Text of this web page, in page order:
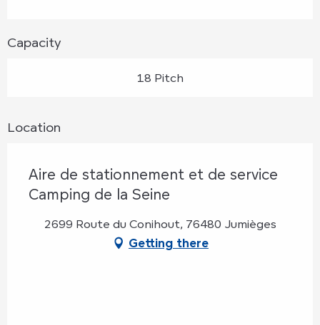
Capacity
18 Pitch
Location
Aire de stationnement et de service
Camping de la Seine
2699 Route du Conihout, 76480 Jumièges
Getting there